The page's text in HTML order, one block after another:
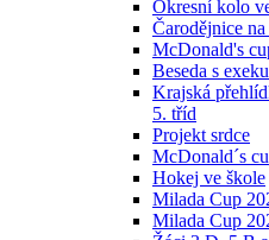
Okresní kolo
Čarodějnice
McDonald's
Beseda s
Krajská
5. tříd
Projekt srdce
McDonald´s
Hokej ve škole
Milada Cup
Milada Cup